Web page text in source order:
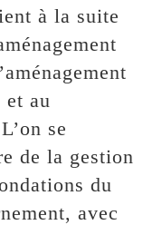
à la suite
et au
se
de la gestion
du
avec